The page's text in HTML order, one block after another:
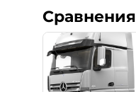
Сравнения